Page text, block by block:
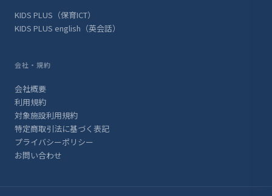
KIDS PLUS（保育ICT）
KIDS PLUS english（英会話）
会社・規約
会社概要
利用規約
対象施設利用規約
特定商取引法に基づく表記
プライバシーポリシー
お問い合わせ